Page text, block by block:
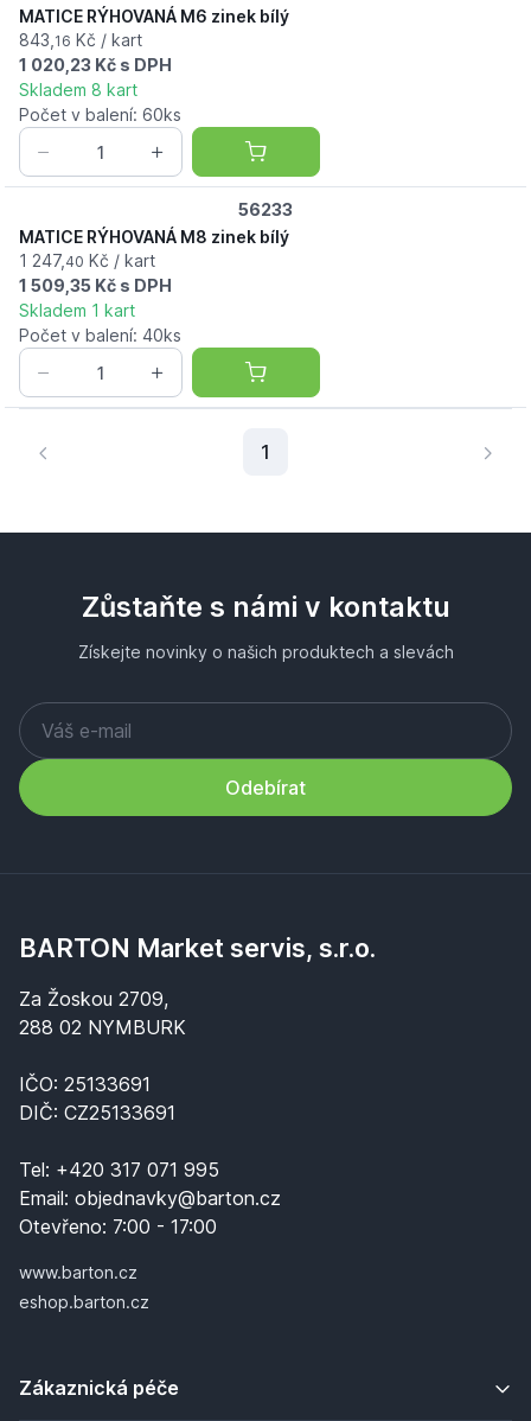
MATICE RÝHOVANÁ M6 zinek bílý
843, 16 Kč / kart
1 020,23 Kč s DPH
Skladem 8 kart
Počet v balení: 60ks
56233
MATICE RÝHOVANÁ M8 zinek bílý
1 247, 40 Kč / kart
1 509,35 Kč s DPH
Skladem 1 kart
Počet v balení: 40ks
1
Zůstaňte s námi v kontaktu
Získejte novinky o našich produktech a slevách
Odebírat
BARTON Market servis, s.r.o.
Za Žoskou 2709,
288 02 NYMBURK
IČO: 25133691
DIČ: CZ25133691
Tel: +420 317 071 995
Email: objednavky@barton.cz
Otevřeno: 7:00 - 17:00
www.barton.cz
eshop.barton.cz
Zákaznická péče